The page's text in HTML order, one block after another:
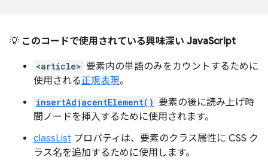
💡 このコードで使用されている興味深い JavaScript
<article> 要素内の単語のみをカウントするために
使用される正規表現。
insertAdjacentElement() 要素の後に読み上げ時
間ノードを挿入するために使用されます。
classList プロパティは、要素のクラス属性に CSS ク
ラス名を追加するために使用します。